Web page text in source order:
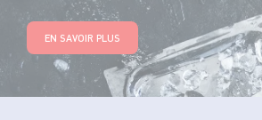
EN SAVOIR PLUS